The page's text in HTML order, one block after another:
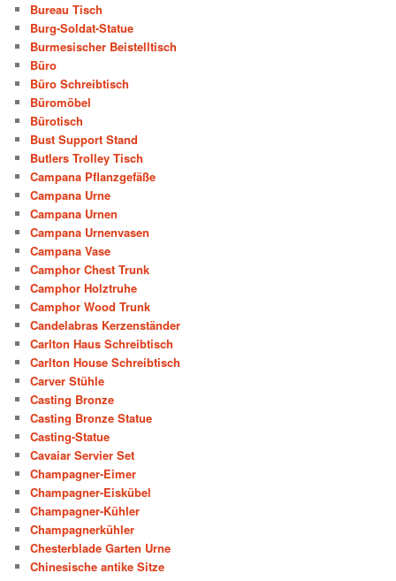
Bureau Tisch
Burg-Soldat-Statue
Burmesischer Beistelltisch
Büro
Büro Schreibtisch
Büromöbel
Bürotisch
Bust Support Stand
Butlers Trolley Tisch
Campana Pflanzgefäße
Campana Urne
Campana Urnen
Campana Urnenvasen
Campana Vase
Camphor Chest Trunk
Camphor Holztruhe
Camphor Wood Trunk
Candelabras Kerzenständer
Carlton Haus Schreibtisch
Carlton House Schreibtisch
Carver Stühle
Casting Bronze
Casting Bronze Statue
Casting-Statue
Cavaiar Servier Set
Champagner-Eimer
Champagner-Eiskübel
Champagner-Kühler
Champagnerkühler
Chesterblade Garten Urne
Chinesische antike Sitze